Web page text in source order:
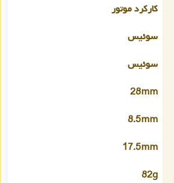
کارکرد موتور
سوئیس
سوئیس
28mm
8.5mm
17.5mm
82g